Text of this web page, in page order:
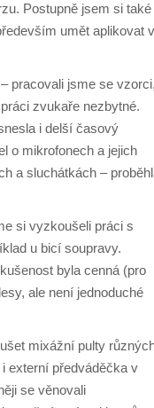
Postupně jsem si také
umět aplikovat v
pracovali jsme se
zvukaře nezbytné.
i delší časový
o mikrofonech a jejich
a sluchátkách –
si vyzkoušeli práci s
u bicí soupravy.
byla cenná (pro
ale není jednoduché
mixážní pulty
externí předváděčka v
se věnovali